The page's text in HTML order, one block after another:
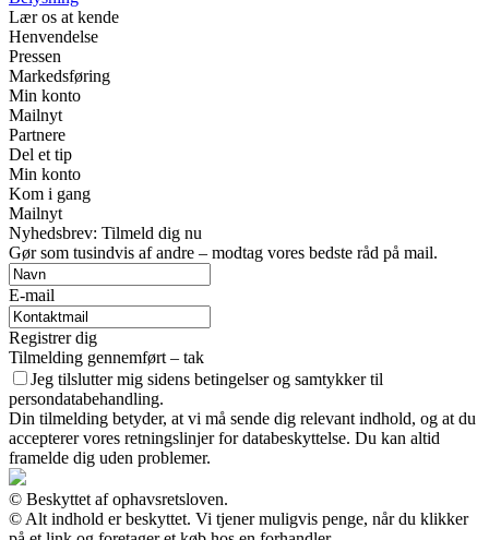
Lær os at kende
Henvendelse
Pressen
Markedsføring
Min konto
Mailnyt
Partnere
Del et tip
Min konto
Kom i gang
Mailnyt
Nyhedsbrev: Tilmeld dig nu
Gør som tusindvis af andre – modtag vores bedste råd på mail.
E-mail
Registrer dig
Tilmelding gennemført – tak
Jeg tilslutter mig sidens betingelser og samtykker til
persondatabehandling.
Din tilmelding betyder, at vi må sende dig relevant indhold, og at du
accepterer vores retningslinjer for databeskyttelse. Du kan altid
framelde dig uden problemer.
© Beskyttet af ophavsretsloven.
© Alt indhold er beskyttet. Vi tjener muligvis penge, når du klikker